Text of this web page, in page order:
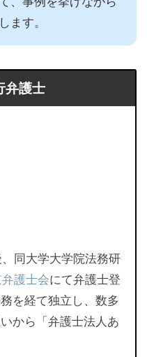
ます。
弁護士
同大学大学院法務研
護士会にて弁護士登
を経て独立し、数多
から「弁護士法人あ